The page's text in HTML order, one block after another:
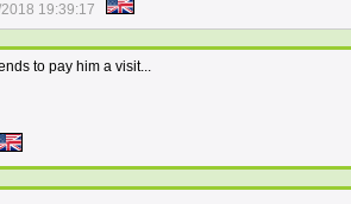
19:39:17
to pay him a visit...